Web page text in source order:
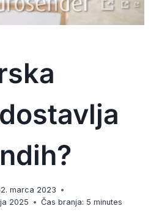
marca 2023
2025 Čas branja: 5minutes